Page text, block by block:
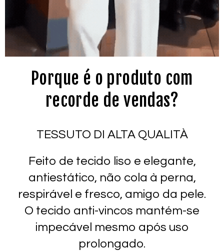
Porque é o produto com
recorde de vendas?
TESSUTO DI ALTA QUALITÀ
Feito de tecido liso e elegante,
antiestático, não cola à perna,
respirável e fresco, amigo da pele.
O tecido anti-vincos mantém-se
impecável mesmo após uso
prolongado.